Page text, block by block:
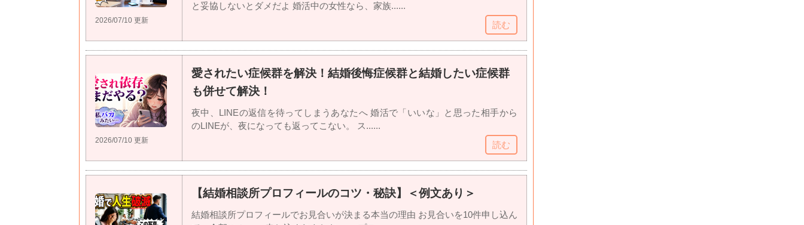
2026/07/10 更新
と妥協しないとダメだよ 婚活中の女性なら、家族......
読む
2026/07/10 更新
愛されたい症候群を解決！結婚後悔症候群と結婚したい症候群
も併せて解決！
夜中、LINEの返信を待ってしまうあなたへ 婚活で「いいな」と思った相手から
のLINEが、夜になっても返ってこない。 ス......
読む
【結婚相談所プロフィールのコツ・秘訣】＜例文あり＞
結婚相談所プロフィールでお見合いが決まる本当の理由 お見合いを10件申し込ん